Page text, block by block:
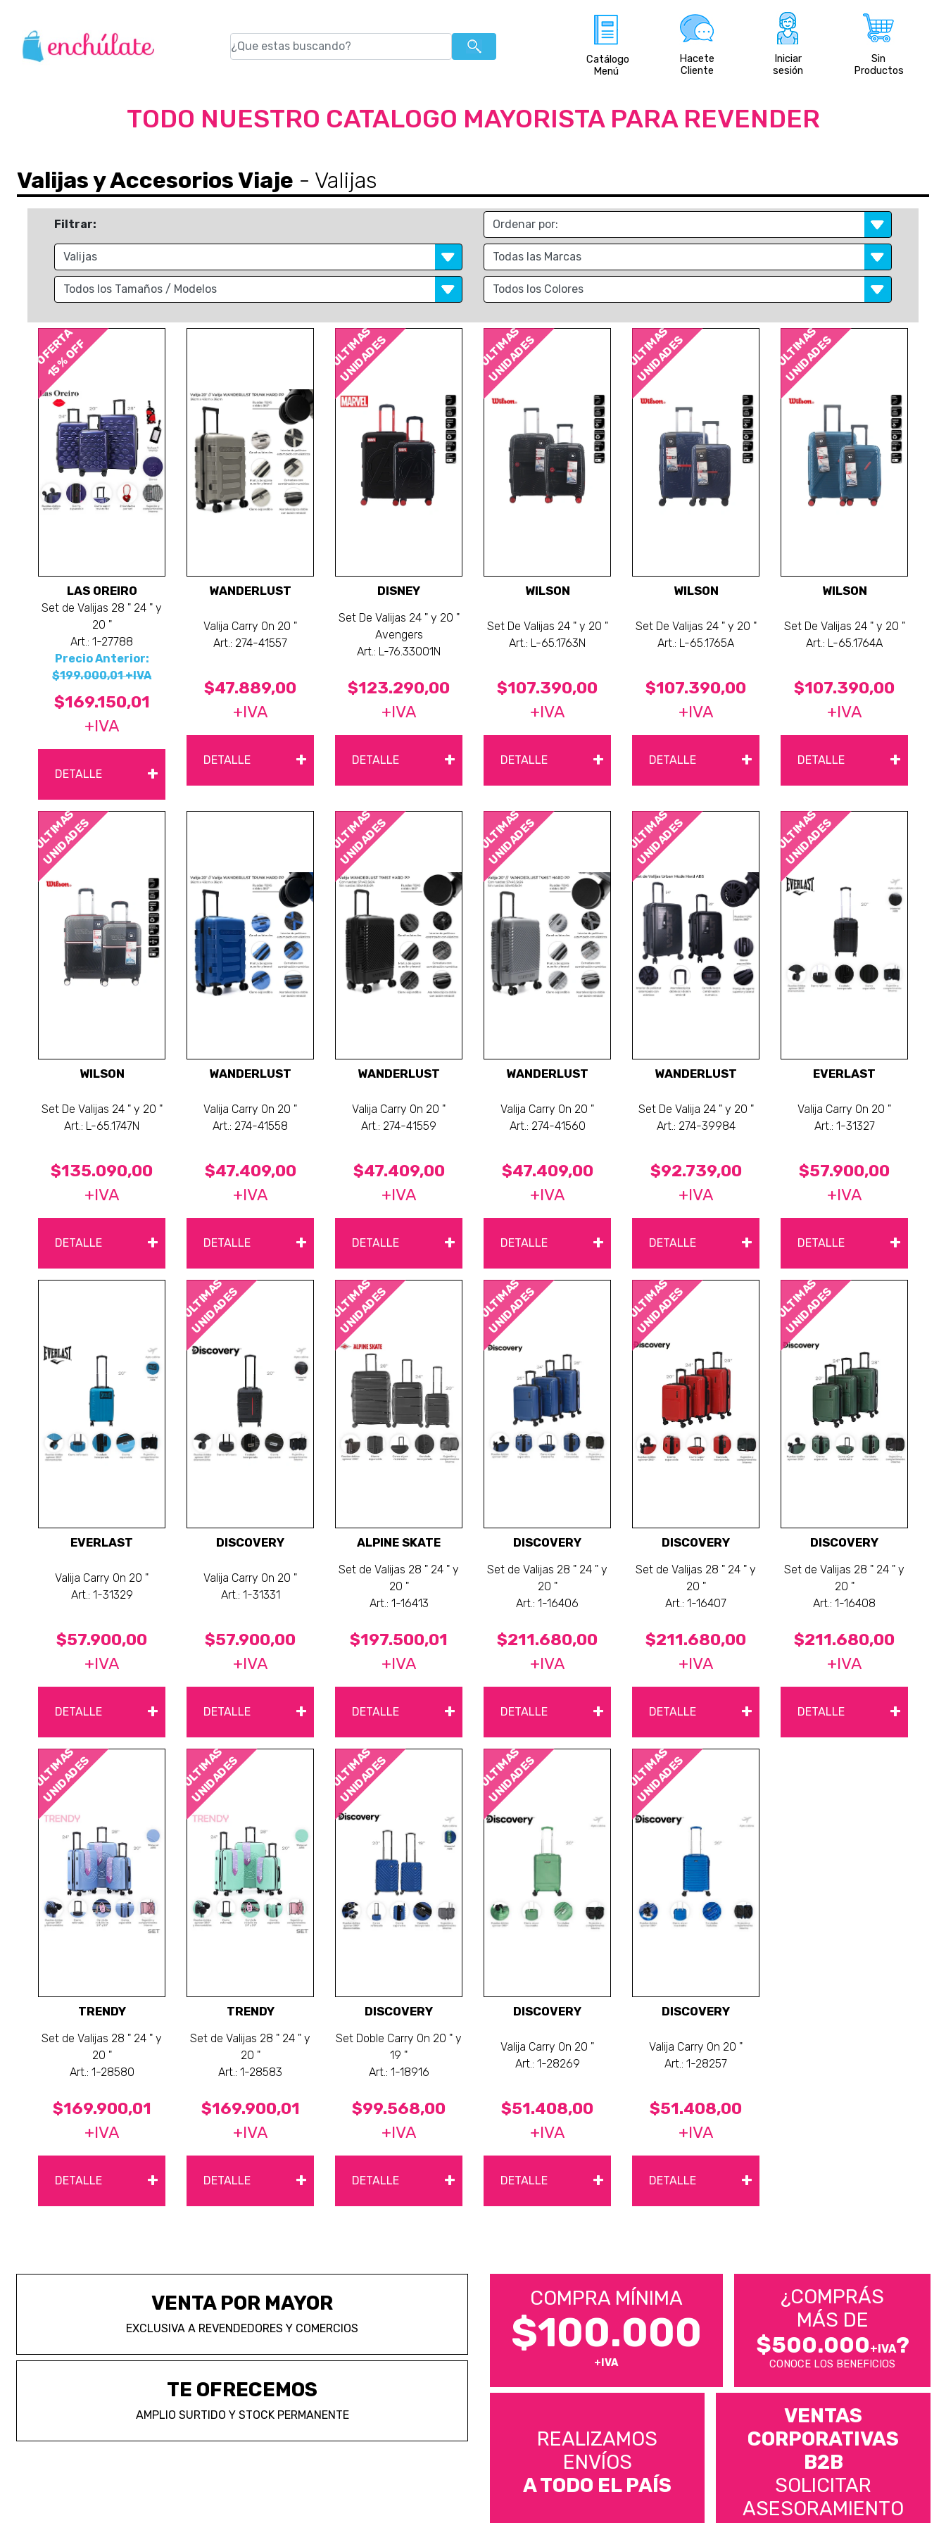
Catálogo
Menú
Hacete
Cliente
Iniciar
sesión
Sin
Productos
TODO NUESTRO CATALOGO MAYORISTA PARA REVENDER
Valijas y Accesorios Viaje - Valijas
Filtrar:
OFERTA
15 % OFF
LAS OREIRO
Set de Valijas 28 " 24 " y
20 "
Art.: 1-27788
Precio Anterior:
$199.000,01 +IVA
$169.150,01
+IVA
DETALLE +
WANDERLUST
Valija Carry On 20 "
Art.: 274-41557
$47.889,00
+IVA
DETALLE +
ÚLTIMAS
UNIDADES
DISNEY
Set De Valijas 24 " y 20 "
Avengers
Art.: L-76.33001N
$123.290,00
+IVA
DETALLE +
ÚLTIMAS
UNIDADES
WILSON
Set De Valijas 24 " y 20 "
Art.: L-65.1763N
$107.390,00
+IVA
DETALLE +
ÚLTIMAS
UNIDADES
WILSON
Set De Valijas 24 " y 20 "
Art.: L-65.1765A
$107.390,00
+IVA
DETALLE +
ÚLTIMAS
UNIDADES
WILSON
Set De Valijas 24 " y 20 "
Art.: L-65.1764A
$107.390,00
+IVA
DETALLE +
ÚLTIMAS
UNIDADES
WILSON
Set De Valijas 24 " y 20 "
Art.: L-65.1747N
$135.090,00
+IVA
DETALLE +
WANDERLUST
Valija Carry On 20 "
Art.: 274-41558
$47.409,00
+IVA
DETALLE +
ÚLTIMAS
UNIDADES
WANDERLUST
Valija Carry On 20 "
Art.: 274-41559
$47.409,00
+IVA
DETALLE +
ÚLTIMAS
UNIDADES
WANDERLUST
Valija Carry On 20 "
Art.: 274-41560
$47.409,00
+IVA
DETALLE +
ÚLTIMAS
UNIDADES
WANDERLUST
Set De Valija 24 " y 20 "
Art.: 274-39984
$92.739,00
+IVA
DETALLE +
ÚLTIMAS
UNIDADES
EVERLAST
Valija Carry On 20 "
Art.: 1-31327
$57.900,00
+IVA
DETALLE +
EVERLAST
Valija Carry On 20 "
Art.: 1-31329
$57.900,00
+IVA
DETALLE +
ÚLTIMAS
UNIDADES
DISCOVERY
Valija Carry On 20 "
Art.: 1-31331
$57.900,00
+IVA
DETALLE +
ÚLTIMAS
UNIDADES
ALPINE SKATE
Set de Valijas 28 " 24 " y
20 "
Art.: 1-16413
$197.500,01
+IVA
DETALLE +
ÚLTIMAS
UNIDADES
DISCOVERY
Set de Valijas 28 " 24 " y
20 "
Art.: 1-16406
$211.680,00
+IVA
DETALLE +
ÚLTIMAS
UNIDADES
DISCOVERY
Set de Valijas 28 " 24 " y
20 "
Art.: 1-16407
$211.680,00
+IVA
DETALLE +
ÚLTIMAS
UNIDADES
DISCOVERY
Set de Valijas 28 " 24 " y
20 "
Art.: 1-16408
$211.680,00
+IVA
DETALLE +
ÚLTIMAS
UNIDADES
TRENDY
Set de Valijas 28 " 24 " y
20 "
Art.: 1-28580
$169.900,01
+IVA
DETALLE +
ÚLTIMAS
UNIDADES
TRENDY
Set de Valijas 28 " 24 " y
20 "
Art.: 1-28583
$169.900,01
+IVA
DETALLE +
ÚLTIMAS
UNIDADES
DISCOVERY
Set Doble Carry On 20 " y
19 "
Art.: 1-18916
$99.568,00
+IVA
DETALLE +
ÚLTIMAS
UNIDADES
DISCOVERY
Valija Carry On 20 "
Art.: 1-28269
$51.408,00
+IVA
DETALLE +
ÚLTIMAS
UNIDADES
DISCOVERY
Valija Carry On 20 "
Art.: 1-28257
$51.408,00
+IVA
DETALLE +
VENTA POR MAYOR
EXCLUSIVA A REVENDEDORES Y COMERCIOS
TE OFRECEMOS
AMPLIO SURTIDO Y STOCK PERMANENTE
COMPRA MÍNIMA
$100.000
+IVA
¿COMPRÁS
MÁS DE
$500.000+IVA?
CONOCE LOS BENEFICIOS
REALIZAMOS
ENVÍOS
A TODO EL PAÍS
VENTAS
CORPORATIVAS
B2B
SOLICITAR
ASESORAMIENTO